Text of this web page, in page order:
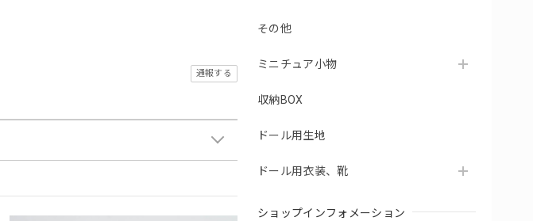
その他
ミニチュア小物
収納BOX
ドール用生地
ドール用衣装、靴
ショップインフォメーション
通報する